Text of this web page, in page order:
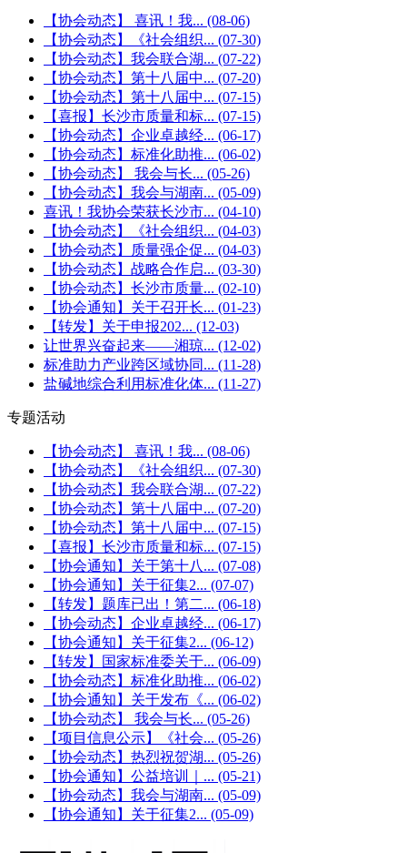
【协会动态】 喜讯！我... (08-06)
【协会动态】《社会组织... (07-30)
【协会动态】我会联合湖... (07-22)
【协会动态】第十八届中... (07-20)
【协会动态】第十八届中... (07-15)
【喜报】长沙市质量和标... (07-15)
【协会动态】企业卓越经... (06-17)
【协会动态】标准化助推... (06-02)
【协会动态】 我会与长... (05-26)
【协会动态】我会与湖南... (05-09)
喜讯！我协会荣获长沙市... (04-10)
【协会动态】《社会组织... (04-03)
【协会动态】质量强企促... (04-03)
【协会动态】战略合作启... (03-30)
【协会动态】长沙市质量... (02-10)
【协会通知】关于召开长... (01-23)
【转发】关于申报202... (12-03)
让世界兴奋起来——湘琼... (12-02)
标准助力产业跨区域协同... (11-28)
盐碱地综合利用标准化体... (11-27)
专题活动
【协会动态】 喜讯！我... (08-06)
【协会动态】《社会组织... (07-30)
【协会动态】我会联合湖... (07-22)
【协会动态】第十八届中... (07-20)
【协会动态】第十八届中... (07-15)
【喜报】长沙市质量和标... (07-15)
【协会通知】关于第十八... (07-08)
【协会通知】关于征集2... (07-07)
【转发】题库已出！第二... (06-18)
【协会动态】企业卓越经... (06-17)
【协会通知】关于征集2... (06-12)
【转发】国家标准委关于... (06-09)
【协会动态】标准化助推... (06-02)
【协会通知】关于发布《... (06-02)
【协会动态】 我会与长... (05-26)
【项目信息公示】《社会... (05-26)
【协会动态】热烈祝贺湖... (05-26)
【协会通知】公益培训｜... (05-21)
【协会动态】我会与湖南... (05-09)
【协会通知】关于征集2... (05-09)